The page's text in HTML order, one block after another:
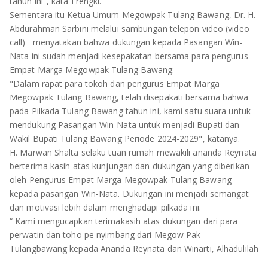
Sementara itu Ketua Umum Megowpak Tulang Bawang, Dr. H.
Abdurahman Sarbini melalui sambungan telepon video (video
call) menyatakan bahwa dukungan kepada Pasangan Win-
Nata ini sudah menjadi kesepakatan bersama para pengurus
Empat Marga Megowpak Tulang Bawang.
"Dalam rapat para tokoh dan pengurus Empat Marga
Megowpak Tulang Bawang, telah disepakati bersama bahwa
pada Pilkada Tulang Bawang tahun ini, kami satu suara untuk
mendukung Pasangan Win-Nata untuk menjadi Bupati dan
Wakil Bupati Tulang Bawang Periode 2024-2029", katanya.
H. Marwan Shalta selaku tuan rumah mewakili ananda Reynata
berterima kasih atas kunjungan dan dukungan yang diberikan
oleh Pengurus Empat Marga Megowpak Tulang Bawang
kepada pasangan Win-Nata. Dukungan ini menjadi semangat
dan motivasi lebih dalam menghadapi pilkada ini.
“ Kami mengucapkan terimakasih atas dukungan dari para
perwatin dan toho pe nyimbang dari Megow Pak
Tulangbawang kepada Ananda Reynata dan Winarti, Alhadulilah